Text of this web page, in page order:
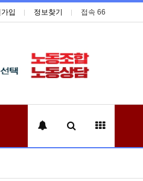
입 정보찾기 접속 66